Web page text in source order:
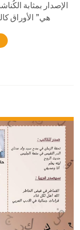
الإصدار بمثابة
هي” الأوراق